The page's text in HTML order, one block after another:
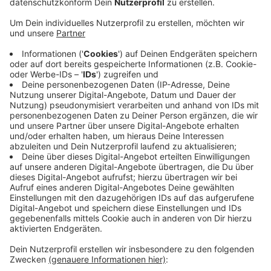
Am „Wellersberg“ in Siegen sollen 30 Prozent
Nachmittag der Stadtentwicklungsausschuss
ausgesprochen. Weil die Stadt dafür aber möglichst
wenig Geld ausgeben will, ist sie der
Landesentwicklungsgesellschaft „NRW.URBAN“
beigetreten. Die Gesellschaft kauft die Grundstücke
und plant und baut die Erschließung. DieStadt Siegen
tritt dabei als Treuhänderin auf. Das Ganze geht acht
Jahre, danach könnten die Grundstücke verkauft
werden. Die Überschüsse aus dem Verkauf fließen
dann an die Stadt Siegen. Voraussetzung für das
Ganze: Die Quote von mindestens 30 Prozent
Sozialwohnungen wird auch tatsächlich erreicht.